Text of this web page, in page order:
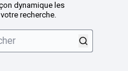
dynamique les
recherche.